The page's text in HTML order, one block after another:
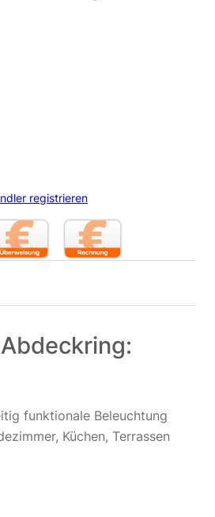
registrieren
funktionale Beleuchtung
Küchen, Terrassen